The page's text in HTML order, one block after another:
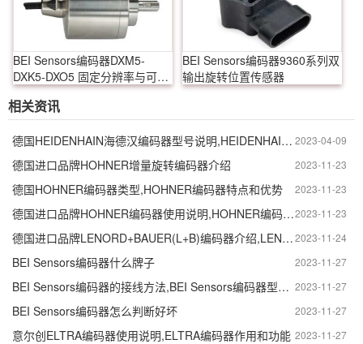
BEI Sensors编码器DXM5-
DXK5-DXO5 固定分辨率与可编
程分辨率
BEI Sensors编码器9360系列双
输出旋转位置传感器
相关资讯
2023-04-09
德国HEIDENHAIN海德汉编码器型号说明,HEIDENHAIN海德汉编码器如何使用
2023-11-23
德国进口品牌HOHNER增量旋转编码器介绍
2023-11-23
德国HOHNER编码器类型,HOHNER编码器特点和优势
2023-11-23
德国进口品牌HOHNER编码器使用说明,HOHNER编码器使用注意事项
2023-11-24
德国进口品牌LENORD+BAUER(L+B)编码器介绍,LENORD+BAUER(L+B)编码器特点和优势
2023-11-27
BEI Sensors编码器什么牌子
2023-11-27
BEI Sensors编码器的接线方法,BEI Sensors编码器型号说明
2023-11-27
BEI Sensors编码器怎么判断好坏
2023-11-27
意尔创ELTRA编码器使用说明,ELTRA编码器作用和功能